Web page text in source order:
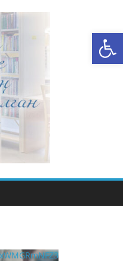
Открыть панель инструментов